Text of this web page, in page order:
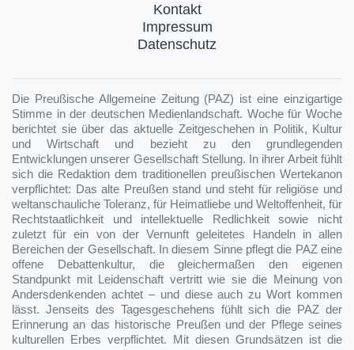
Kontakt
Impressum
Datenschutz
Die Preußische Allgemeine Zeitung (PAZ) ist eine einzigartige
Stimme in der deutschen Medienlandschaft. Woche für Woche
berichtet sie über das aktuelle Zeitgeschehen in Politik, Kultur
und Wirtschaft und bezieht zu den grundlegenden
Entwicklungen unserer Gesellschaft Stellung. In ihrer Arbeit fühlt
sich die Redaktion dem traditionellen preußischen Wertekanon
verpflichtet: Das alte Preußen stand und steht für religiöse und
weltanschauliche Toleranz, für Heimatliebe und Weltoffenheit, für
Rechtstaatlichkeit und intellektuelle Redlichkeit sowie nicht
zuletzt für ein von der Vernunft geleitetes Handeln in allen
Bereichen der Gesellschaft. In diesem Sinne pflegt die PAZ eine
offene Debattenkultur, die gleichermaßen den eigenen
Standpunkt mit Leidenschaft vertritt wie sie die Meinung von
Andersdenkenden achtet – und diese auch zu Wort kommen
lässt. Jenseits des Tagesgeschehens fühlt sich die PAZ der
Erinnerung an das historische Preußen und der Pflege seines
kulturellen Erbes verpflichtet. Mit diesen Grundsätzen ist die